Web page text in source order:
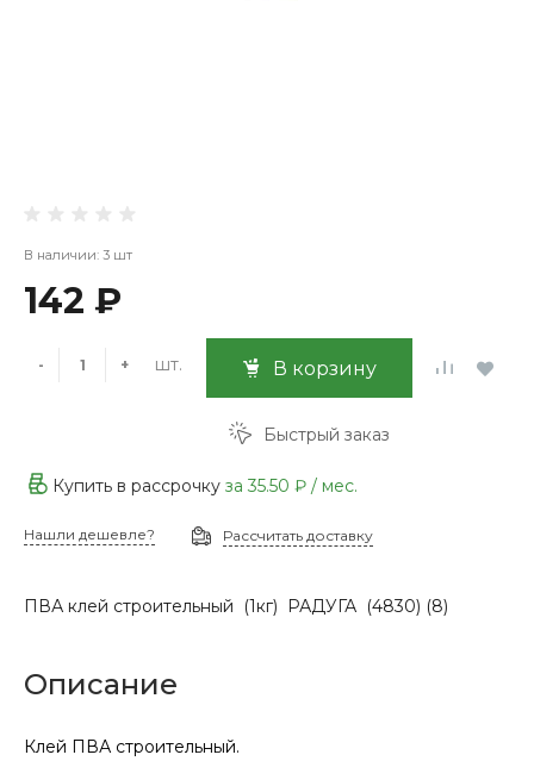
В наличии: 3 шт
142 ₽
- + шт. В корзину
Быстрый заказ
Купить в рассрочку за 35.50 ₽ / мес.
Нашли дешевле? Рассчитать доставку
ПВА клей строительный (1кг) РАДУГА (4830) (8)
Описание
Клей ПВА строительный.